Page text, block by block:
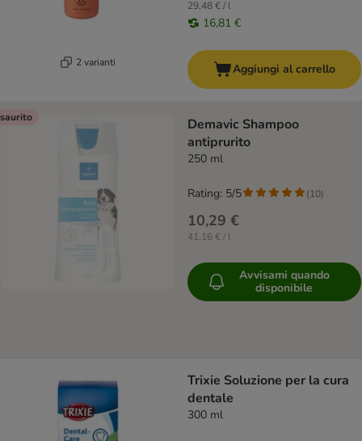
2 varianti
29,48 € / l
16,81 €
Aggiungi al carrello
Demavic Shampoo
antiprurito
250 ml
10,29 €
41,16 € / l
Rating: 5/5 (10)
Avvisami quando
disponibile
Trixie Soluzione per la cura
dentale
300 ml